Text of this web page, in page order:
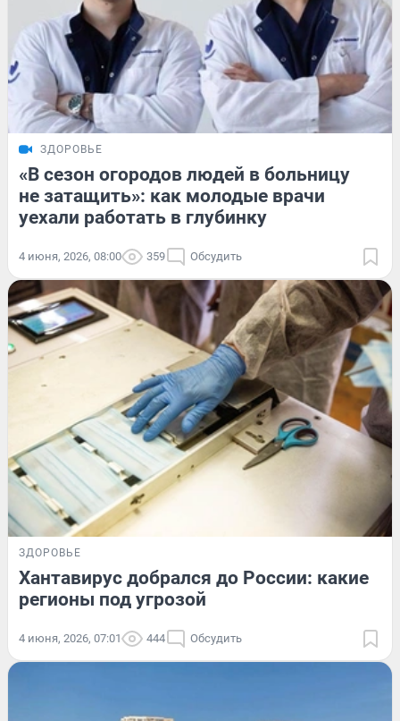
ЗДОРОВЬЕ
«В сезон огородов людей в больницу
не затащить»: как молодые врачи
уехали работать в глубинку
4 июня, 2026, 08:00 359 Обсудить
ЗДОРОВЬЕ
Хантавирус добрался до России: какие
регионы под угрозой
4 июня, 2026, 07:01 444 Обсудить